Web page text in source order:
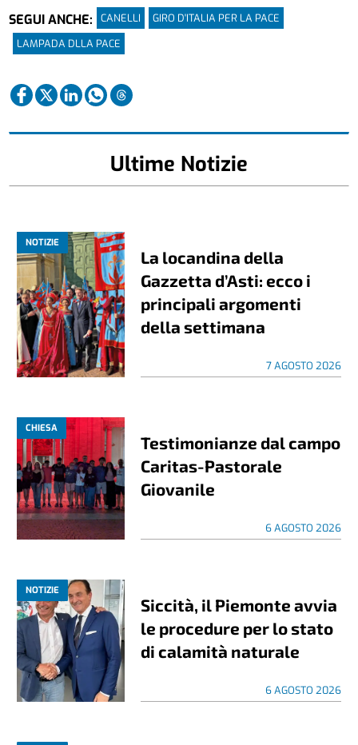
SEGUI ANCHE:
CANELLI
GIRO D'ITALIA PER LA PACE
LAMPADA DLLA PACE
Ultime Notizie
NOTIZIE
La locandina della
Gazzetta d’Asti: ecco i
principali argomenti
della settimana
7 AGOSTO 2026
CHIESA
Testimonianze dal campo
Caritas-Pastorale
Giovanile
6 AGOSTO 2026
NOTIZIE
Siccità, il Piemonte avvia
le procedure per lo stato
di calamità naturale
6 AGOSTO 2026